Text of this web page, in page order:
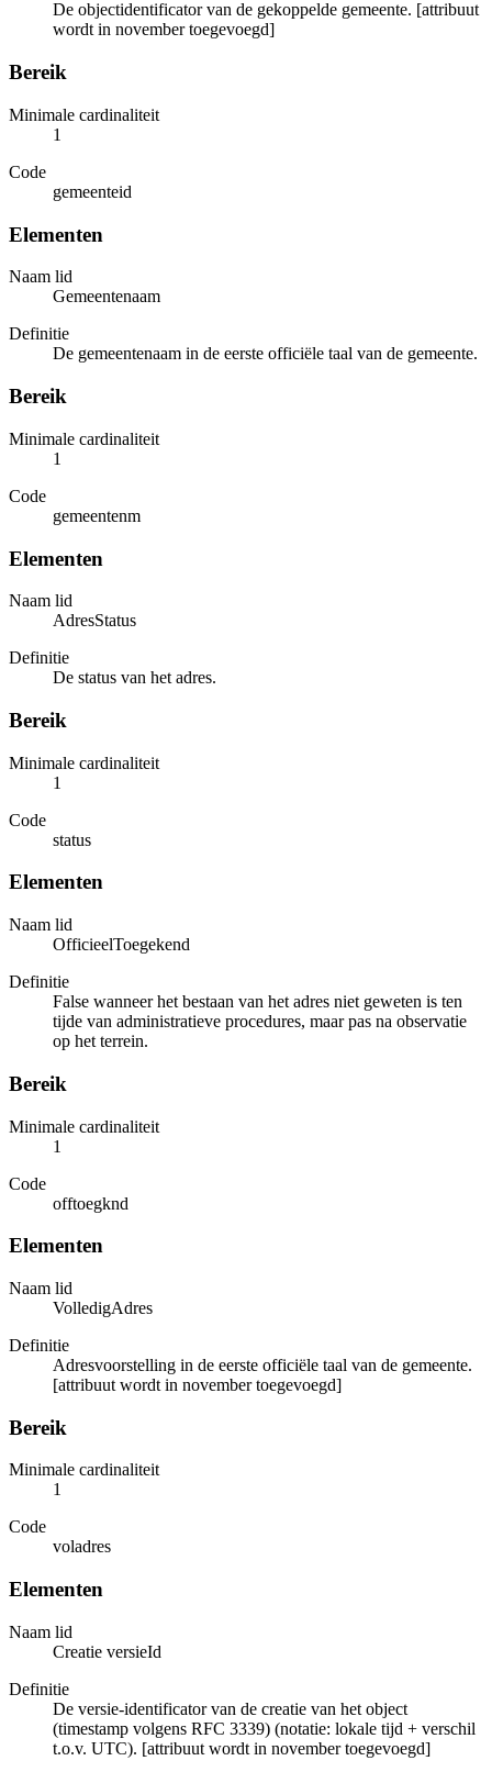
De objectidentificator van de gekoppelde gemeente. [attribuut
wordt in november toegevoegd]
Bereik
Minimale cardinaliteit
1
Code
gemeenteid
Elementen
Naam lid
Gemeentenaam
Definitie
De gemeentenaam in de eerste officiële taal van de gemeente.
Bereik
Minimale cardinaliteit
1
Code
gemeentenm
Elementen
Naam lid
AdresStatus
Definitie
De status van het adres.
Bereik
Minimale cardinaliteit
1
Code
status
Elementen
Naam lid
OfficieelToegekend
Definitie
False wanneer het bestaan van het adres niet geweten is ten
tijde van administratieve procedures, maar pas na observatie
op het terrein.
Bereik
Minimale cardinaliteit
1
Code
offtoegknd
Elementen
Naam lid
VolledigAdres
Definitie
Adresvoorstelling in de eerste officiële taal van de gemeente.
[attribuut wordt in november toegevoegd]
Bereik
Minimale cardinaliteit
1
Code
voladres
Elementen
Naam lid
Creatie versieId
Definitie
De versie-identificator van de creatie van het object
(timestamp volgens RFC 3339) (notatie: lokale tijd + verschil
t.o.v. UTC). [attribuut wordt in november toegevoegd]